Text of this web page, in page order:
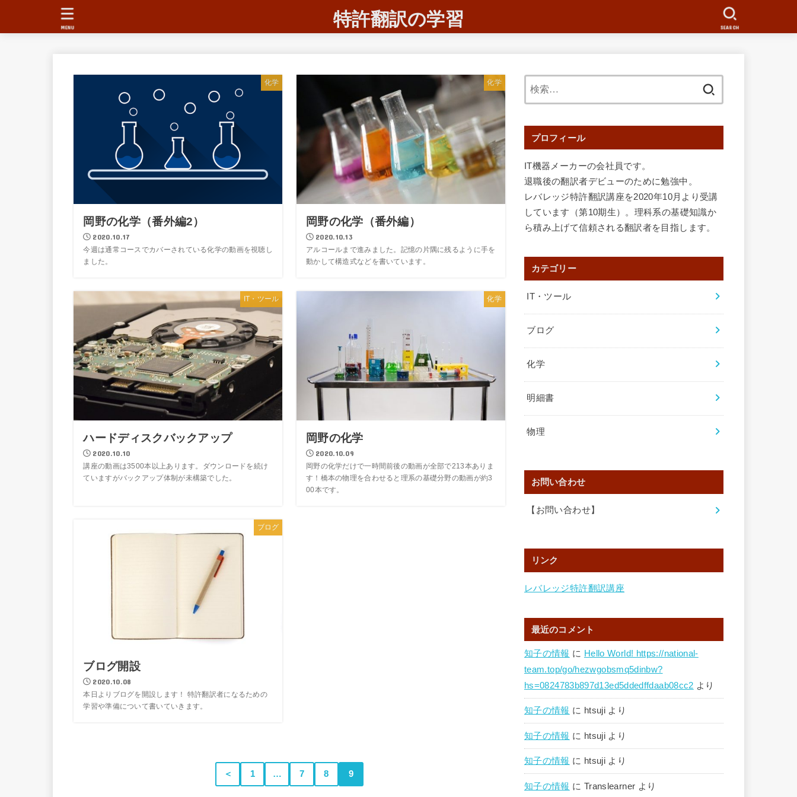
特許翻訳の学習 SEARCH
MENU
化学
岡野の化学（番外編2）
2020.10.17
今週は通常コースでカバーされている化学の動画を視聴し
ました。
化学
岡野の化学（番外編）
2020.10.13
アルコールまで進みました。記憶の片隅に残るように手を
動かして構造式などを書いています。
IT・ツール
ハードディスクバックアップ
2020.10.10
講座の動画は3500本以上あります。ダウンロードを続け
ていますがバックアップ体制が未構築でした。
化学
岡野の化学
2020.10.09
岡野の化学だけで一時間前後の動画が全部で213本ありま
す！橋本の物理を合わせると理系の基礎分野の動画が約3
00本です。
ブログ
ブログ開設
2020.10.08
本日よりブログを開設します！ 特許翻訳者になるための
学習や準備について書いていきます。
＜ 1 … 7 8 9
プロフィール
IT機器メーカーの会社員です。
退職後の翻訳者デビューのために勉強中。
レバレッジ特許翻訳講座を2020年10月より受講
しています（第10期生）。理科系の基礎知識か
ら積み上げて信頼される翻訳者を目指します。
カテゴリー
IT・ツール
ブログ
化学
明細書
物理
お問い合わせ
【お問い合わせ】
リンク
レバレッジ特許翻訳講座
最近のコメント
知子の情報 に Hello World! https://national-
team.top/go/hezwgobsmq5dinbw?
hs=0824783b897d13ed5ddedffdaab08cc2 より
知子の情報 に htsuji より
知子の情報 に htsuji より
知子の情報 に htsuji より
知子の情報 に Translearner より